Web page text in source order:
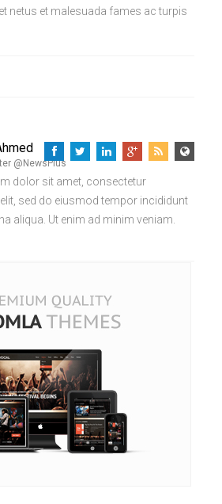
netus et malesuada fames ac turpis
@NewsPlus
dolor sit amet, consectetur
sed do eiusmod tempor incididunt
aliqua. Ut enim ad minim veniam.